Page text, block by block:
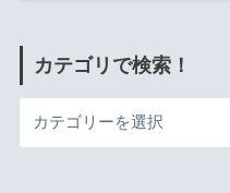
カテゴリで検索！